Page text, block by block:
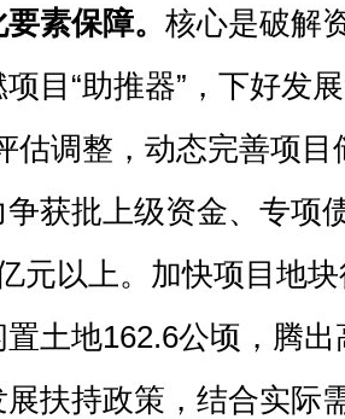
素保障。 核心是破解
目“助推器”，下好发
估调整，动态完善项
争获批上级资金、专项
元以上。加快项目地
土地162.6公顷，腾
扶持政策，结合实际